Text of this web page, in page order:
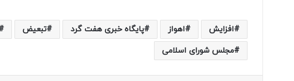
افزایش اهواز پایگاه خبری هفت گرد تبعیض
مجلس شورای اسلامی